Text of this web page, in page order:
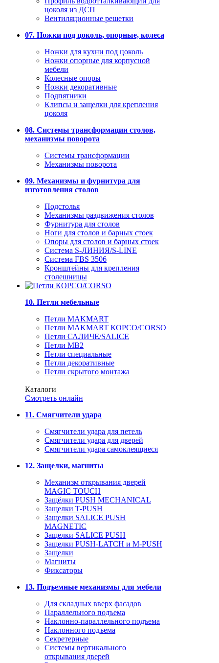
цоколя из ДСП
Вентиляционные решетки
07. Ножки под цоколь, опорные, колеса
Ножки для кухни под цоколь
Ножки опорные для корпусной
мебели
Колесные опоры
Ножки декоративные
Подпятники
Клипсы и защелки для крепления
цоколя
08. Системы трансформации столов,
механизмы поворота
Системы трансформации
Механизмы поворота
09. Механизмы и фурнитура для
изготовления столов
Подстолья
Механизмы раздвижения столов
Фурнитура для столов
Ноги для столов и барных стоек
Опоры для столов и барных стоек
Система S-ЛИНИЯ/S-LINE
Система FBS 3506
Кронштейны для крепления
столешницы
10. Петли мебельные
Петли MAKMART
Петли MAKMART КОРСО/CORSO
Петли САЛИЧЕ/SALICE
Петли MB2
Петли специальные
Петли декоративные
Петли скрытого монтажа
Каталоги
Смотреть онлайн
11. Смягчители удара
Смягчители удара для петель
Смягчители удара для дверей
Cмягчители удара самоклеящиеся
12. Защелки, магниты
Механизм открывания дверей
MAGIC TOUCH
Защёлки PUSH MECHANICAL
Защелки T-PUSH
Защелки SALICE PUSH
MAGNETIC
Защелки SALICE PUSH
Защелки PUSH-LATCH и M-PUSH
Защелки
Магниты
Фиксаторы
13. Подъемные механизмы для мебели
Для складных вверх фасадов
Параллельного подъема
Наклонно-параллельного подъема
Наклонного подъема
Секретерные
Системы вертикального
открывания дверей